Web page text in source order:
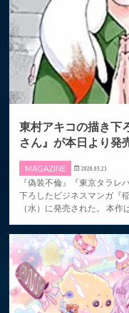
東村アキコの描き下
さん』が本日より発
MAGAZINE 2020.03.25
『偽装不倫』『東京タラレ
下ろしたビジネスマンガ『
（水）に発売された。 本